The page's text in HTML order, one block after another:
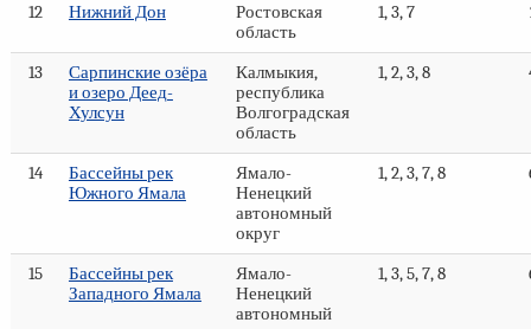
12 Нижний Дон
Ростовская
область
1, 3, 7
13
Сарпинские озёра
и озеро Деед-
Хулсун
Калмыкия,
республика
Волгоградская
область
1, 2, 3, 8
14
Бассейны рек
Южного Ямала
Ямало-
Ненецкий
автономный
округ
1, 2, 3, 7, 8
15
Бассейны рек
Западного Ямала
Ямало-
Ненецкий
автономный
1, 3, 5, 7, 8